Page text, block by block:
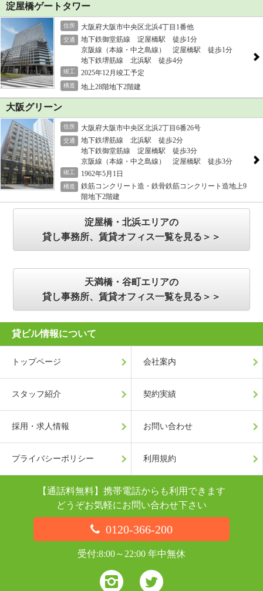
淀屋橋ゲートタワー
住所 大阪府大阪市中央区北浜4丁目1番他
交通
地下鉄御堂筋線 淀屋橋駅 徒歩1分
京阪線（本線・中之島線） 淀屋橋駅 徒歩1分
地下鉄堺筋線 北浜駅 徒歩4分
竣工 2025年12月竣工予定
構造 地上28階地下2階建
大阪グリーン
住所 大阪府大阪市中央区北浜2丁目6番26号
交通
地下鉄堺筋線 北浜駅 徒歩2分
地下鉄御堂筋線 淀屋橋駅 徒歩3分
京阪線（本線・中之島線） 淀屋橋駅 徒歩3分
竣工 1962年5月1日
構造
鉄筋コンクリート造・鉄骨鉄筋コンクリート造地上9
階地下2階建
淀屋橋・北浜エリアの
貸し事務所、賃貸オフィス一覧を見る＞＞
天満橋・谷町エリアの
貸し事務所、賃貸オフィス一覧を見る＞＞
貸ビル情報について
トップページ 会社案内
スタッフ紹介 契約実績
採用・求人情報 お問い合わせ
プライバシーポリシー 利用規約
【通話料無料】携帯電話からも利用できます
どうぞお気軽にお問い合わせ下さい
0120-366-200
受付:8:00～22:00 年中無休